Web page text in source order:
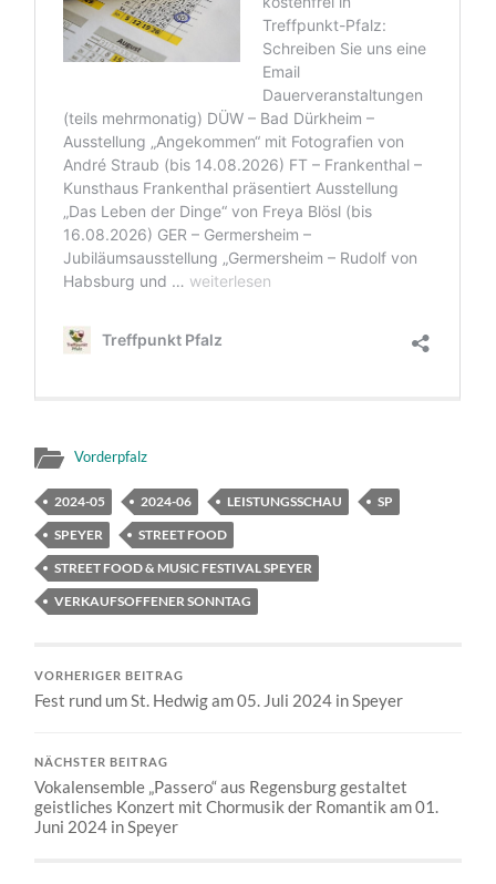
Vorderpfalz
2024-05 2024-06 LEISTUNGSSCHAU
SP
SPEYER
STREET FOOD
STREET FOOD & MUSIC FESTIVAL SPEYER
VERKAUFSOFFENER SONNTAG
VORHERIGER BEITRAG
Fest rund um St. Hedwig am 05. Juli 2024 in Speyer
NÄCHSTER BEITRAG
Vokalensemble „Passero“ aus Regensburg gestaltet
geistliches Konzert mit Chormusik der Romantik am 01.
Juni 2024 in Speyer